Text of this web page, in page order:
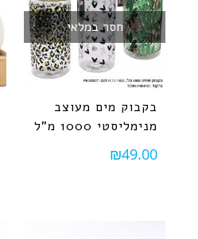
חסר במלאי
בקבוק מים מעוצב
מנימליסטי 1000 מ"ל
₪49.00